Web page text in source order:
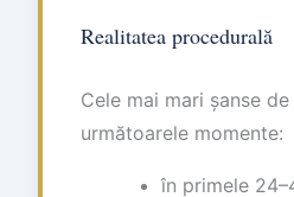
Realitatea procedurală
Cele mai mari șanse
următoarele momente:
în primele